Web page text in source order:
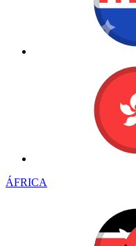
ÁFRICA